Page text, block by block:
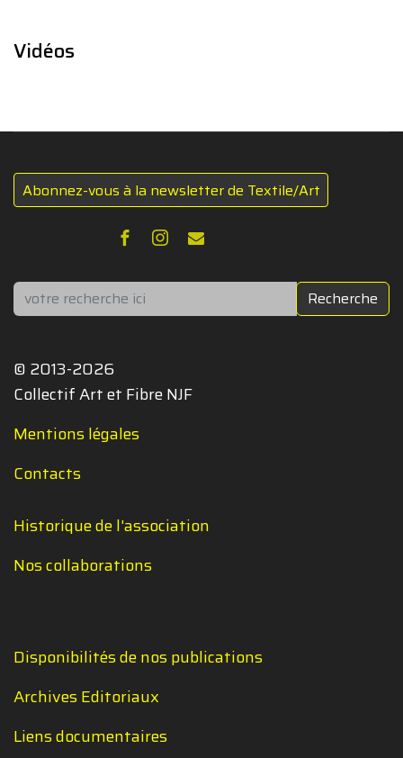
Vidéos
Abonnez-vous à la newsletter de Textile/Art
Rechercher Recherche
© 2013-2026
Collectif Art et Fibre NJF
Mentions légales
Contacts
Historique de l'association
Nos collaborations
Disponibilités de nos publications
Archives Editoriaux
Liens documentaires